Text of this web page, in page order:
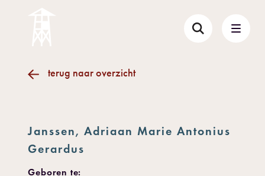
terug naar overzicht
Janssen, Adriaan Marie Antonius
Gerardus
Geboren te: